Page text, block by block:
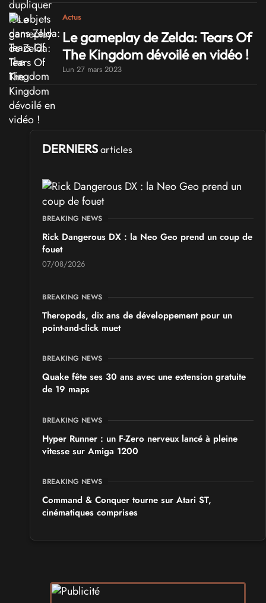
Actus
Le gameplay de Zelda: Tears Of
The Kingdom dévoilé en vidéo !
Lun 27 mars 2023
DERNIERS articles
BREAKING NEWS
Rick Dangerous DX : la Neo Geo prend un coup de
fouet
07/08/2026
BREAKING NEWS
Theropods, dix ans de développement pour un
point-and-click muet
BREAKING NEWS
Quake fête ses 30 ans avec une extension gratuite
de 19 maps
BREAKING NEWS
Hyper Runner : un F-Zero nerveux lancé à pleine
vitesse sur Amiga 1200
BREAKING NEWS
Command & Conquer tourne sur Atari ST,
cinématiques comprises